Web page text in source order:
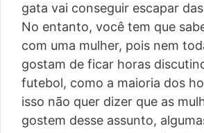
gata vai conseguir escapar
No entanto, você tem que
com uma mulher, pois nem
gostam de ficar horas
futebol, como a maioria dos
isso não quer dizer que as
gostem desse assunto,